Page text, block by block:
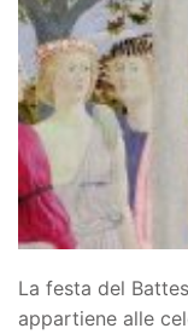
La festa del
appartiene alle